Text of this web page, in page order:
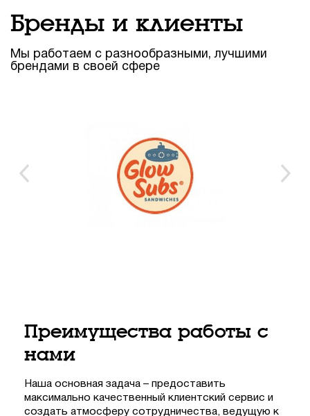
Бренды и клиенты
Мы работаем с разнообразными, лучшими
брендами в своей сфере
Преимущества работы с
нами
Наша основная задача – предоставить
максимально качественный клиентский сервис и
создать атмосферу сотрудничества, ведущую к